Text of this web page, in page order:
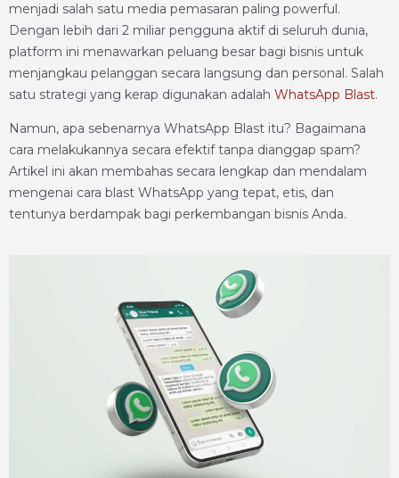
menjadi salah satu media pemasaran paling powerful.
Dengan lebih dari 2 miliar pengguna aktif di seluruh dunia,
platform ini menawarkan peluang besar bagi bisnis untuk
menjangkau pelanggan secara langsung dan personal. Salah
satu strategi yang kerap digunakan adalah WhatsApp Blast.
Namun, apa sebenarnya WhatsApp Blast itu? Bagaimana
cara melakukannya secara efektif tanpa dianggap spam?
Artikel ini akan membahas secara lengkap dan mendalam
mengenai cara blast WhatsApp yang tepat, etis, dan
tentunya berdampak bagi perkembangan bisnis Anda.